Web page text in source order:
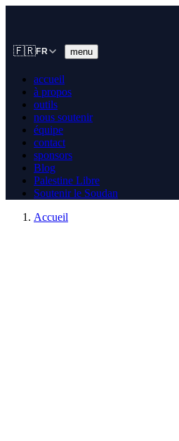
🇫🇷FR menu
accueil
à propos
outils
nous soutenir
équipe
contact
sponsors
Blog
Palestine Libre
Soutenir le Soudan
Accueil